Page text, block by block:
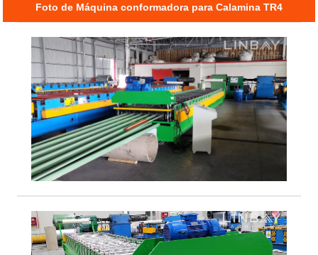
Foto de Máquina conformadora para Calamina TR4